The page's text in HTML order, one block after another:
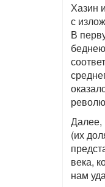
Хазин
с
В
Далее,
(их
века,
нам